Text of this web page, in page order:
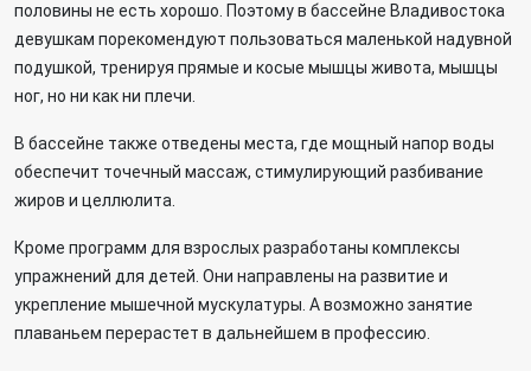
половины не есть хорошо. Поэтому в бассейне Владивостока
девушкам порекомендуют пользоваться маленькой надувной
подушкой, тренируя прямые и косые мышцы живота, мышцы
ног, но ни как ни плечи.
В бассейне также отведены места, где мощный напор воды
обеспечит точечный массаж, стимулирующий разбивание
жиров и целлюлита.
Кроме программ для взрослых разработаны комплексы
упражнений для детей. Они направлены на развитие и
укрепление мышечной мускулатуры. А возможно занятие
плаваньем перерастет в дальнейшем в профессию.